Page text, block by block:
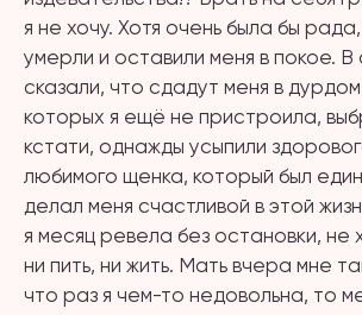
я не хочу. Хотя очень была бы
умерли и оставили меня в покое.
сказали, что сдадут меня в
которых я ещё не пристроила,
кстати, однажды усыпили
любимого щенка, который был
делал меня счастливой в этой
я месяц ревела без остановки, не
ни пить, ни жить. Мать вчера мне
что раз я чем-то недовольна, то